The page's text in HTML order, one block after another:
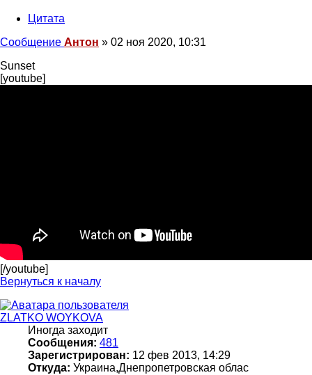
Цитата
Сообщение Антон » 02 ноя 2020, 10:31
Sunset
[youtube]
[/youtube]
Вернуться к началу
ZLATKO WOYKOVA
Иногда заходит
Сообщения: 481
Зарегистрирован: 12 фев 2013, 14:29
Откуда: Украина,Днепропетровская облас